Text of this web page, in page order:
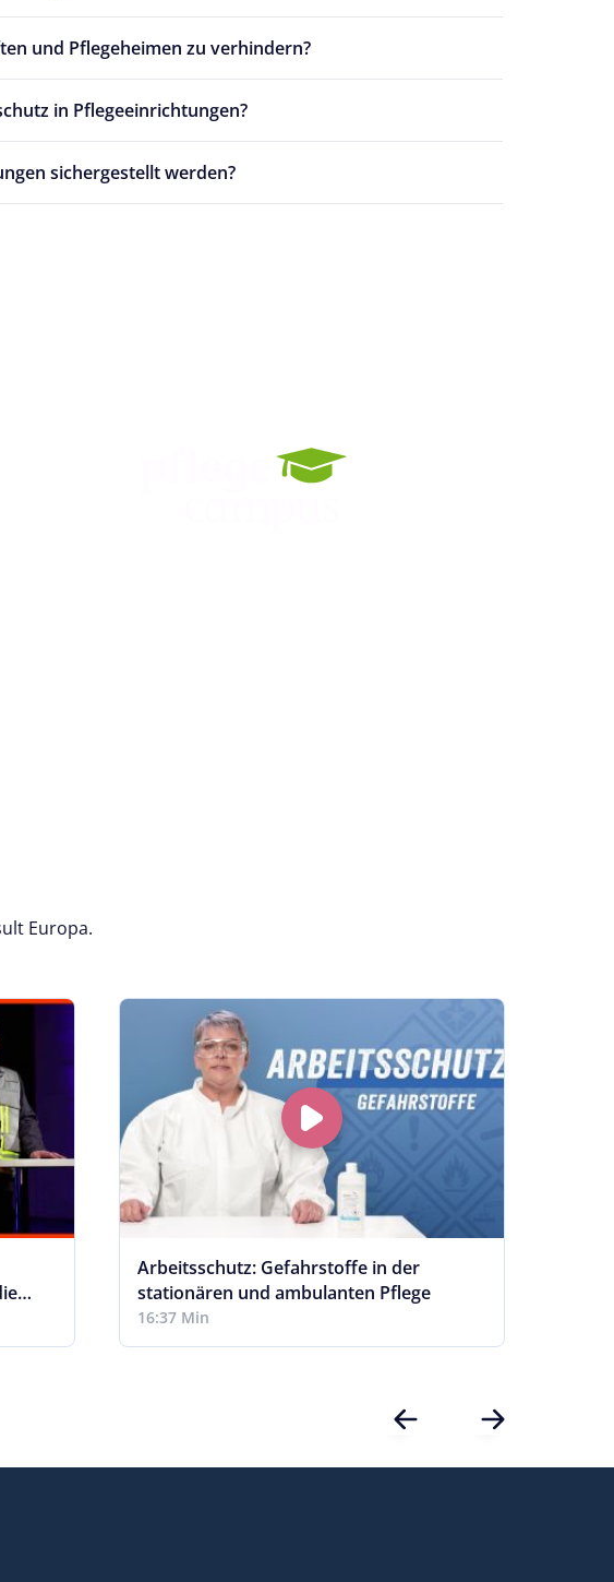
und Pflegeheimen zu verhindern?
in Pflegeeinrichtungen?
sichergestellt werden?
Europa.
Arbeitsschutz: Gefahrstoffe in der
stationären und ambulanten Pflege
16:37 Min